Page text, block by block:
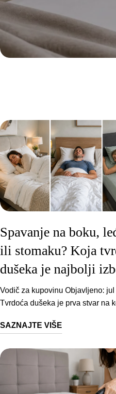
Spavanje na boku,
ili stomaku? Koja
dušeka je najbolji
Vodič za kupovinu Objavljeno: jul 2026. Tvrdoća dušeka je prva stvar na koju gledamo, a ujedno i mesto gde se najlakše napravi pogrešan izbor. Kada spavate na boku, kukovi i ramena traže jedno, a kada ležite na leđima ili stomaku, kičmi treba sasvim drugačija podrška. Zato svi naši dušeci imaju dve strane različite tvrdoće, jednu mekšu i jednu tvrđu. Umesto da nagađate šta Vam odgovara, jednostavno okrenete dušek na stranu koja Vam više prija. Prednost takvog dizajna je što izbor nije konačan na dan kupovine, pa isti dušek može da prati promene Vaših navika i razlike u građi između Vas i partnera. U nastavku objašnjavamo koja tvrdoća odgovara kom položaju, zašto je to tako i koji naš model najbolje odgovara svakoj situaciji. Ukratko: Na boku Mekša do srednje tvrda podloga koja popušta na ramenu i kuku. Na leđima Srednje tvrda podloga koja popunjava i drži lumbalni deo. Na stomaku Tvrđa podloga koja ne dozvoljava da karlica preduboko utone. Svi naši dušeci su dvostrani, sa mekšom i tvrđom stranom. Razlika između modela nije samo u tvrdoći, već i u materijalu jezgra i nameni. Klikom na naziv modela odlazite pravo na njegov opis niže u tekstu. Model Visina Jezgro Najpogodnije za Balance Memory 18 cm Termoregulaciona memorijska pena + PU pena, 7 zona spavanje na boku, rasterećenje ramena i kukova Ergonomic 7 20 cm PU pena sa posturalnim ćelijama + AeroElastic™, 7 zona leđa i stomak, čvršća ortopedska potpora Dual Comfort 20 cm Memorijska pena + AeroElastic™ + PU pena sve položaje, univerzalan izbor Elite 25 cm Memorijska pena + PU pena + džepičaste opruge parove i one koji se okreću, manji prenos pokreta u kom položaju najčešće spavamo Prosečna raspodela vremena spavanja tokom noći 55% 38% 7% Na boku Na leđima Na stomaku Merenja pokreta tokom sna (Skarpsno i saradnici, 2017) pokazuju da odrasli najviše vremena provedu spavajući na boku, oko trećine noći na leđima, a najmanje na stomaku. Sklonost ka spavanju na boku raste sa godinama i telesnom težinom. To znači da za većinu ljudi izbor kreće od podloge koja dobro rasterećuje rame i kuk, dok potpuno tvrda podloga retko odgovara. zašto tvrdoća zavisi od položaja Zašto položaj spavanja menja idealnu tvrdoću Kičma tokom noći ostaje u svom prirodnom položaju kada podloga pruža ravnomernu podršku. Svaki položaj tela opterećuje drugačije tačke, na boku pritisak trpe rame i kuk, na leđima donji deo leđa, a na stomaku karlica. Zbog toga tvrdoća nije skala na kojoj je više uvek bolje. Pretvrda podloga ne popušta tamo gde telo naleže, pa se pritisak nagomilava u tačkama i budi Vas ukočene. Premekana podloga dozvoljava težim delovima tela da propadnu, pa kičma gubi liniju. Merenja spavanja polisomnografijom pokazala su da srednje tvrda podloga daje najuravnoteženiju arhitekturu sna, dok ni najmekša ni najtvrđa nisu bile optimalne za sve ispitanike. - Hu i saradnici, Nature and Science of Sleep, 2025 DOI Cilj je pronaći oslonac i odgovarajuću tvrdoću koja drži kičmu u ravni. po položaju Spavanje na boku Na boku rame i kuk su najizloženije tačke pritiska. Da bi kičma ostala u ravnoj liniji od vrata do karlice, podloga mora da popusti tačno na tim mestima i dozvoli ramenu i kuku da blago utonu. Ako je dušek pretvrd, rame i kuk ostaju pod pritiskom, javlja se utrnulost u ruci i bol u kuku, a kičma se neprirodno podiže. Ako je premekan, kukovi propadnu preduboko i kičma se savija nadole. Za spavanje na boku zato birajte mekšu do srednje tvrdu podlogu, najčešće stranu sa memorijskom penom koja preuzima oblik tela i raspoređuje pritisak na širu površinu. Tanak jastuk ili rolna između kolena drži karlicu u ravnini i dodatno rasterećuje donji deo leđa. Visina jastuka je jednako važna, jer previše nizak ili visok jastuk poništava dobru podlogu. Više o tome pišemo u vodiču za izbor jastuka po položaju spavanja. Iz naše ponude, ovom položaju najbolje odgovara model sa mekšom memorijskom stranom: Za spavanje na boku Dušek Balance Memory Poručite ovde Balance Memory ima sloj termoregulacione memorijske pene sa gel kapsulama iznad potporne pene sa sedam zona. Mekša strana prati liniju tela i preuzima pritisak sa ramena i kukova, dok sedam zona daje čvršću podršku lumbalnom delu. Spavanje na leđima Kada spavate na leđima, ključna zona je lumbalni deo kičme. Između donjeg dela leđa i površine dušeka postoji prirodna krivina, i podloga treba da je popuni, a da istovremeno spreči karlicu da propadne preduboko. Premekana podloga pušta karlicu da tone, pa se lumbalna krivina gubi i mišići cele noći kompenzuju nedostatak oslonca. Pretvrda podloga stvara pritisak na krsta i gornji deo leđa. Zato je za spavanje na leđima najbolji izbor srednje tvrda podloga, po pravilu tvrđa strana dušeka. Ona popunjava lumbalnu krivinu i drži telo u ravnini. Zonirani dušeci ovde imaju prednost, jer daju čvršću potporu u predelu karlice i donjih leđa, dok ramenima ostavljaju nešto mekši oslonac. Za leđa i stomak Dušek Ergonomic 7 Poručite ovde Ergonomic 7 je naš model sa najviše ortopedske potpore, sa jezgrom od PU pene čije se sedam zona sastoji od posturalnih ćelija koje se pomeraju nezavisno jedna od druge. Daje čvršću, stabilnu potporu koja drži lumbalni deo i sprečava upadanje karlice, pa najbolje odgovara spavanju na leđima i na stomaku. Namenjen je i osobama sa bolom u leđima kojima treba pravilno poravnanje kičme. Spavanje na stomaku Ovo je najzahtevniji položaj za kičmu. Na premekanoj podlozi karlica tone, leđa se savijaju unazad i lumbalni deo trpi opterećenje tokom cele noći. Zato ovde birajte tvrđu i ravnomerniju podlogu koja ne dozvoljava karlici da upadne, po pravilu tvrđu stranu dušeka. Pre nego što posegnete za mekšim rešenjem, proverite da li je problem zapravo u jastuku. Kod spavanja na stomaku visok jastuk podiže glavu i još više savija vrat i leđa, pa tanak jastuk ili spavanje bez jastuka često pomaže više od promene dušeka. Ako se bol javlja samo u ovom položaju, tvrđa podloga u kombinaciji sa niskim jastukom najčešće rešava problem. Za stomak treba ista čvršća, ravna podrška kao za leđa, pa je najbolji izbor naš Ergonomic 7, čije jezgro sprečava da karlica upadne i savije donji deo leđa. Njegova tvrđa strana daje stabilnu, ravnu podlogu na kojoj telo ostaje u liniji. Ako se okrećete tokom noći Većina ljudi ne spava celu noć u jednom položaju. Prelazite sa boka na leđa, pa nazad, i idealna tvrdoća je ona koja pokriva obe krajnosti. Za takav san bira se srednje tvrda, univerzalna podloga koja je dovoljno prilagodljiva za bok, a dovoljno stabilna za leđa. Ovde do izražaja dolaze i džepičaste opruge, jer se prilagođavaju svakoj tački pritiska nezavisno i brzo reaguju pri promeni položaja. One ujedno smanjuju prenos pokreta, pa se manje budite kada se partner okrene. Ako menjate položaj ili delite krevet, ova dva naša modela daju najviše slobode: Univerzalan izbor Dušek Dual Comfort Poručite ovde Ovaj model spaja memorijsku penu, AeroElastic™ penu kao tranzicioni sloj i PU penu za stabilnost. Mekša strana rasterećuje pritisak za spavanje na boku, dok tvrđa strana daje stabilniji oslonac za leđa. AeroElastic™ sloj olakšava okretanje i smanjuje prenos pokreta, pa je ovo najuniverzalniji model u našoj ponudi i dobar izbor kada menjate položaj tokom noći. Za parove i one koji se okreću Dušek Elite Poručite ovde Naš najkompletniji model, visine 25 cm, sa jezgrom od nemačkih džepičastih opruga i slojevima pene. Mekša strana ima termoregulacionu memorijsku penu za rasterećenje pritiska, a tvrđa strana daje viši stepen potpore. Opruge se prilagođavaju svakoj tački nezavisno, brzo reaguju pri promeni položaja i smanjuju prenos pokreta, pa mirno spavate i kada se partner okreće. Telesna težina menja osećaj iste tvrdoće. Osobe veće telesne težine više pritiskaju površinu, pa im tvrđa strana sprečava preterano propadanje i drži kičmu u liniji. Lakšim osobama tvrđa strana često deluje kao daska, jer telo nema dovoljnu težinu da je udubi, pa im mekša strana daje bolje rasterećenje. Šta ako ne možete odmah da promenite dušek? @weltnersleep Kupovina novog kreveta moze da saceka, ali dobar san ne! 😴✨ 🚚 Besplatna dostava 🛡️ 5 Godina garancije 🌙 14 Dana probni period 📏 12 Razlicitih dimenzija 📞 060 - 654 00 24 ♬ original sound - weltner.rs Ako Vam dušek u načelu odgovara, a želite da mu promenite osećaj za svoj položaj, naddušek može da pomogne. Mekši naddušek od memorijske pene
SAZNAJTE VIŠE